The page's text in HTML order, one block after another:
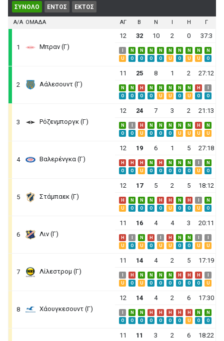
ΣΥΝΟΛΟ ΕΝΤΟΣ ΕΚΤΟΣ
Α/Α ΟΜΑΔΑ ΑΓ B N I H Γ
1 Μπραν (Γ)
12 32 10 2 0 37:3
N N N N N N N N
N
U
O O O O U O U U O
2 Αάλεσουντ (Γ)
11 25 8 1 2 27:12
N N H N N N N N H
O
O O O U U O U O O
3 Ρόζενμποργκ (Γ)
12 24 7 3 2 21:13
N H N N N N N H
N
O
O U O O O U U U U
4 Βαλερένγκα (Γ)
12 19 6 1 5 27:18
H H H N H N N N
N
O
O U O O O O O U O
5 Στάμπαεκ (Γ)
12 17 5 2 5 18:12
H N N N H H N H
N
U
O O O O U O O U O
6 Λιν (Γ)
11 16 4 4 3 20:11
H N H H N N
U
O U O U U O O U U
7 Λίλεστρομ (Γ)
11 14 4 2 5 17:19
H N N N N H H H
U
O U O O O O O O U
8 Χάουγκεσουντ (Γ)
12 14 4 2 6 17:30
N N H H H H H N
N
O
O O O O O O U O O
11 11 3 2 6 18:22